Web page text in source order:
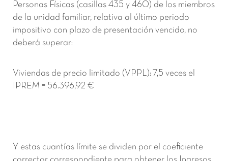
Personas Físicas (casillas 435 y 460) de los miembros
de la unidad familiar, relativa al último periodo
impositivo con plazo de presentación vencido, no
deberá superar:
Viviendas de precio limitado (VPPL): 7,5 veces el
IPREM = 56.396,92 €
Y estas cuantías límite se dividen por el coeficiente